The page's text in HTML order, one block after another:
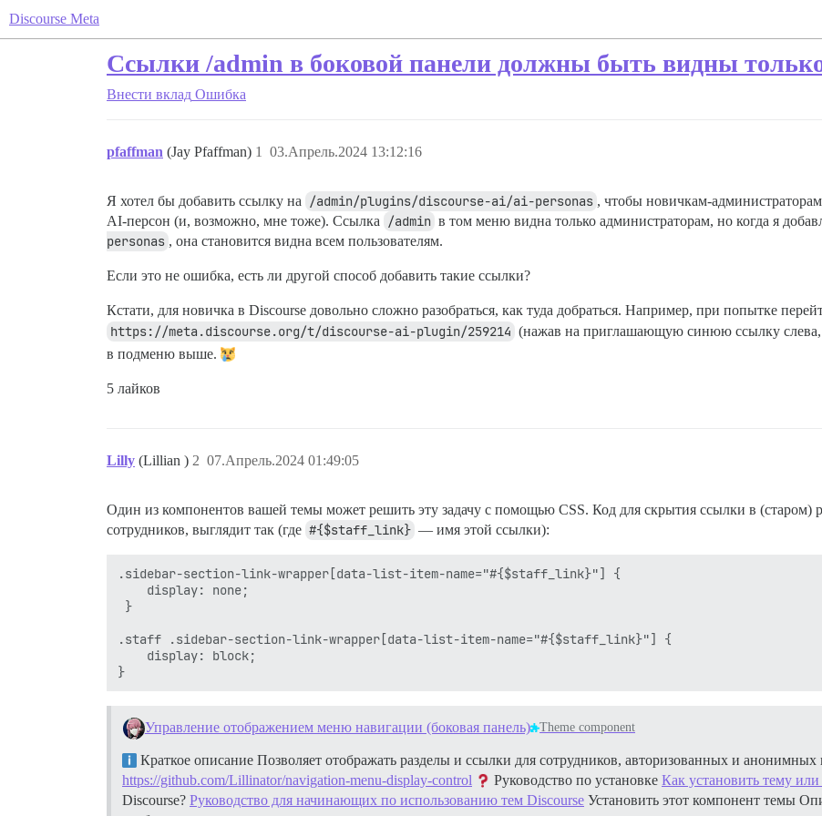
Discourse Meta
Ссылки /admin в боковой панели должны быть видны
Внести вклад Ошибка
pfaffman (Jay Pfaffman) 03.Апрель.2024 13:12:16
1
Я хотел бы добавить ссылку на /admin/plugins/discourse-ai/ai-personas , чтобы новичкам-
AI-персон (и, возможно, мне тоже). Ссылка
/admin в том меню видна только администраторам, но когда я
personas , она становится видна всем пользователям.
Если это не ошибка, есть ли другой способ добавить такие ссылки?
Кстати, для новичка в Discourse довольно сложно разобраться, как туда добраться. Например, при попытке
https://meta.discourse.org/t/discourse-ai-plugin/259214 (нажав на приглашающую синюю ссылку
в подменю выше.
5 лайков
Lilly (Lillian ) 07.Апрель.2024 01:49:05
2
Один из компонентов вашей темы может решить эту задачу с помощью CSS. Код для скрытия ссылки в (старом)
сотрудников, выглядит так (где #{$staff_link} — имя этой ссылки):
.sidebar-section-link-wrapper[data-list-item-name="#{$staff_link}"] {
    display: none;
}
.staff .sidebar-section-link-wrapper[data-list-item-name="#{$staff_link}"] {
    display: block;
Управление отображением меню навигации (боковая панель) Theme component
Краткое описание Позволяет отображать разделы и ссылки для сотрудников, авторизованных и анонимных
https://github.com/Lillinator/navigation-menu-display-control
Руководство по установке Как установить тему
Discourse? Руководство для начинающих по использованию тем Discourse Установить этот компонент темы